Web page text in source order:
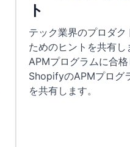
ト
テック業界のプロダ
ためのヒントを共有し
APMプログラムに合格
ShopifyのAPMプログ
を共有します。